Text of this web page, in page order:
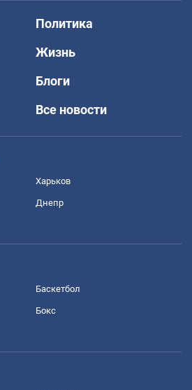
Политика
Жизнь
Блоги
Все новости
Харьков
Днепр
Баскетбол
Бокс